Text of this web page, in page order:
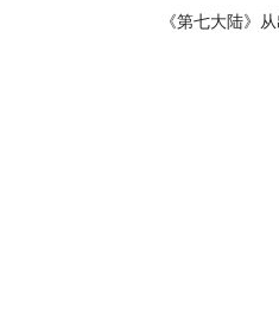
《第七大陆》